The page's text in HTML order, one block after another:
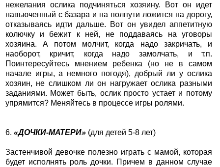
нежелания ослика подчиняться хозяину. Вот он идет
навьюченный с базара и на полпути ложится на дорогу,
отказываясь идти дальше. Вот он увидел аппетитную
колючку и бежит к ней, не поддаваясь на уговоры
хозяина. А потом молчит, когда надо закричать, и
наоборот, кричит, когда надо замолчать, и т.п.
Поинтересуйтесь мнением ребенка (но не в самом
начале игры, а немного погодя), добрый ли у ослика
хозяин, не слишком ли он нагружает ослика разными
заданиями. Может быть, ослик просто устает и потому
упрямится? Меняйтесь в процессе игры ролями.
6. «ДОЧКИ-МАТЕРИ»(для детей 5-8 лет)
Застенчивой девочке полезно играть с мамой, которая
будет исполнять роль дочки. Причем в данном случае